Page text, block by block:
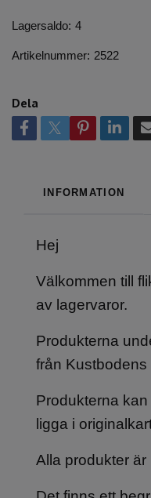
Lagersaldo: 4
Artikelnummer: 2522
Dela
INFORMATION
Hej
Välkommen till
av lagervaror.
Produkterna
från
Produkterna
ligga i
Alla produkter